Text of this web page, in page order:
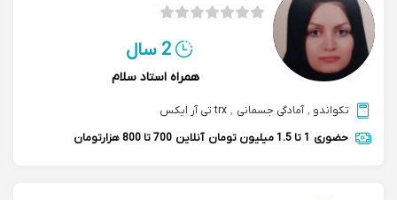
2 سال
همراه استاد سلام
تکواندو , آمادگی جسمانی , trx تی آر ایکس
حضوری 1 تا 1.5 میلیون تومان آنلاین 700 تا 800 هزارتومان